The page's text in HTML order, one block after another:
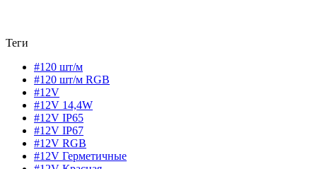
Теги
#120 шт/м
#120 шт/м RGB
#12V
#12V 14,4W
#12V IP65
#12V IP67
#12V RGB
#12V Герметичные